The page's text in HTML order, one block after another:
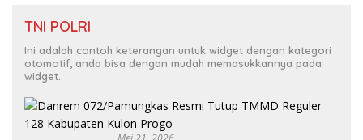
TNI POLRI
Ini adalah contoh keterangan untuk widget dengan kategori
otomotif, anda bisa dengan mudah memasukkannya pada
widget.